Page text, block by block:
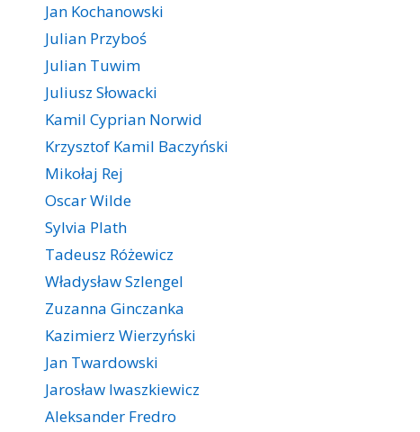
Jan Kochanowski
Julian Przyboś
Julian Tuwim
Juliusz Słowacki
Kamil Cyprian Norwid
Krzysztof Kamil Baczyński
Mikołaj Rej
Oscar Wilde
Sylvia Plath
Tadeusz Różewicz
Władysław Szlengel
Zuzanna Ginczanka
Kazimierz Wierzyński
Jan Twardowski
Jarosław Iwaszkiewicz
Aleksander Fredro